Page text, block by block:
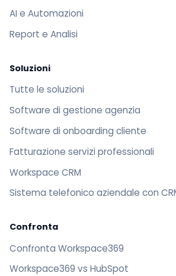
AI e Automazioni
Report e Analisi
Soluzioni
Tutte le soluzioni
Software di gestione agenzia
Software di onboarding cliente
Fatturazione servizi professionali
Workspace CRM
Sistema telefonico aziendale con
Confronta
Confronta Workspace369
Workspace369 vs HubSpot